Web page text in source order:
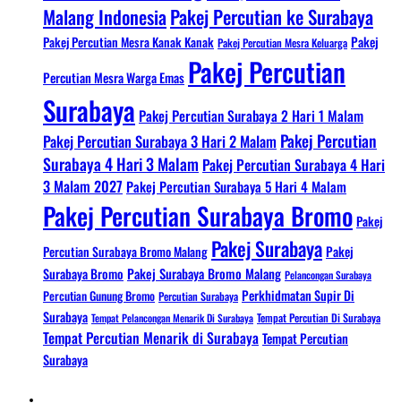
Malang IndonesiaPakej Percutian ke Surabaya
Pakej Percutian Mesra Kanak Kanak Pakej Percutian Mesra Keluarga Pakej
Percutian Mesra Warga Emas Pakej Percutian
Surabaya Pakej Percutian Surabaya 2 Hari 1 Malam
Pakej Percutian Surabaya 3 Hari 2 Malam Pakej Percutian
Surabaya 4 Hari 3 Malam Pakej Percutian Surabaya 4 Hari
3 Malam 2027 Pakej Percutian Surabaya 5 Hari 4 Malam
Pakej Percutian Surabaya BromoPakej
Percutian Surabaya Bromo Malang Pakej SurabayaPakej
Surabaya Bromo Pakej Surabaya Bromo Malang Pelancongan Surabaya
Percutian Gunung Bromo Percutian Surabaya Perkhidmatan Supir Di
Surabaya Tempat Pelancongan Menarik Di Surabaya Tempat Percutian Di Surabaya
Tempat Percutian Menarik di SurabayaTempat Percutian
Surabaya